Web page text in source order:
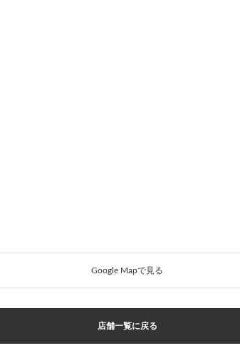
Google Mapで見る
店舗一覧に戻る